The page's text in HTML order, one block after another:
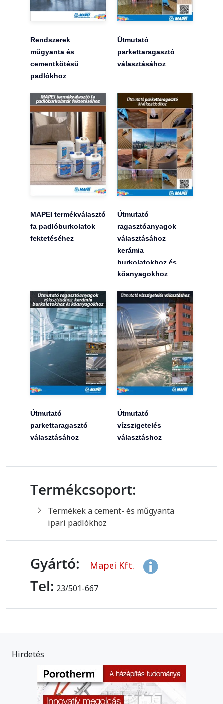
Rendszerek
műgyanta és
cementkötésű
padlókhoz
Útmutató
parkettaragasztó
választásához
MAPEI termékválasztó
fa padlóburkolatok
fektetéséhez
Útmutató
ragasztóanyagok
választásához
kerámia
burkolatokhoz és
kőanyagokhoz
Útmutató
parkettaragasztó
választásához
Útmutató
vízszigetelés
választáshoz
Termékcsoport:
Termékek a cement- és műgyanta
ipari padlókhoz
Gyártó: Mapei Kft.
Tel: 23/501-667
Hirdetés